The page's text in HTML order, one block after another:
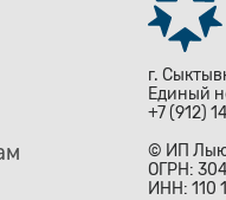
г.
Единый
+7 (912)
© ИП
ОГРН:
ИНН: 110